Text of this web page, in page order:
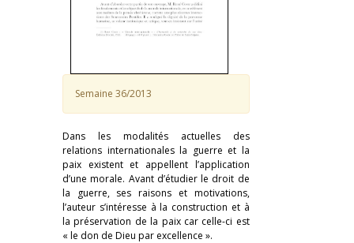
Semaine 36/2013
Dans les modalités actuelles des
relations internationales la guerre et la
paix existent et appellent l’application
d’une morale. Avant d’étudier le droit de
la guerre, ses raisons et motivations,
l’auteur s’intéresse à la construction et à
la préservation de la paix car celle-ci est
« le don de Dieu par excellence ».